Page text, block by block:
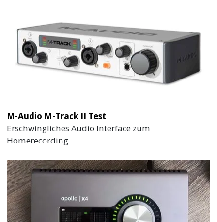
M-Audio M-Track II Test
Erschwingliches Audio Interface zum
Homerecording